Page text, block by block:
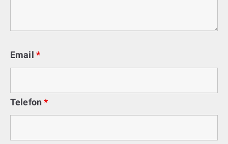
Email *
Telefon*